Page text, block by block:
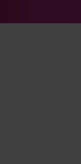
på